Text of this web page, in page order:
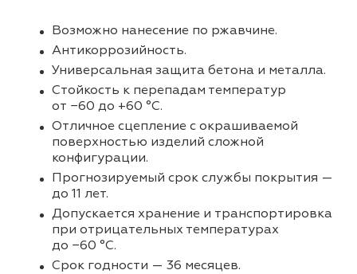
Возможно нанесение по ржавчине.
Антикоррозийность.
Универсальная защита бетона и металла.
Стойкость к перепадам температур
от −60 до +60 °С.
Отличное сцепление с окрашиваемой
поверхностью изделий сложной
конфигурации.
Прогнозируемый срок службы покрытия —
до 11 лет.
Допускается хранение и транспортировка
при отрицательных температурах
до −60 °С.
Срок годности — 36 месяцев.